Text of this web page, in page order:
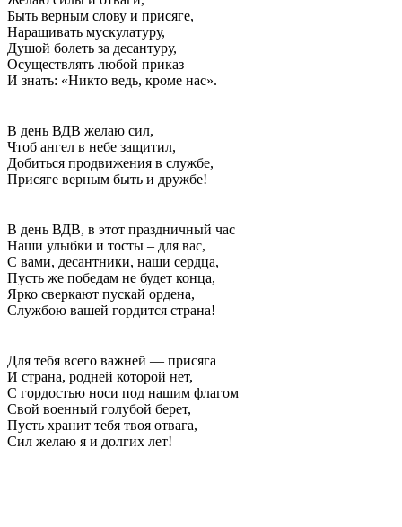
Быть верным слову и присяге,
Наращивать мускулатуру,
Душой болеть за десантуру,
Осуществлять любой приказ
И знать: «Никто ведь, кроме нас».
В день ВДВ желаю сил,
Чтоб ангел в небе защитил,
Добиться продвижения в службе,
Присяге верным быть и дружбе!
В день ВДВ, в этот праздничный час
Наши улыбки и тосты – для вас,
С вами, десантники, наши сердца,
Пусть же победам не будет конца,
Ярко сверкают пускай ордена,
Службою вашей гордится страна!
Для тебя всего важней — присяга
И страна, родней которой нет,
С гордостью носи под нашим флагом
Свой военный голубой берет,
Пусть хранит тебя твоя отвага,
Сил желаю я и долгих лет!